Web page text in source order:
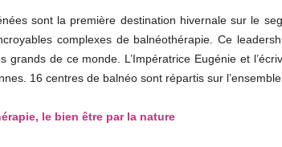
sont la première destination hivernale sur le
complexes de balnéothérapie. Ce
grands de ce monde. L’Impératrice Eugénie et
16 centres de balnéo sont répartis sur
le bien être par la nature